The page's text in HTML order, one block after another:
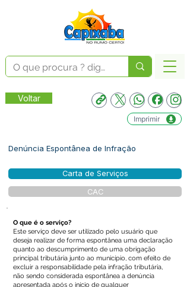
Voltar
Imprimir
Denúncia Espontânea de Infração
Carta de Serviços
CAC
O que é o serviço?
Este serviço deve ser utilizado pelo usuário que
deseja realizar de forma espontânea uma declaração
quanto ao descumprimento de uma obrigação
principal tributária junto ao município, com efeito de
excluir a responsabilidade pela infração tributária,
não sendo considerada espontânea a denúncia
apresentada após o início de qualquer